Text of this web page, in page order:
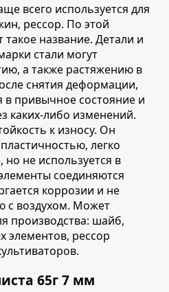
всего используется для
рессор. По этой
название. Детали и
стали могут
а также растяжению в
снятия деформации,
привычное состояние и
каких-либо изменений.
к износу. Он
легко
но не используется в
соединяются
коррозии и не
с воздухом. Может
производства: шайб,
элементов, рессор
65г 7 мм